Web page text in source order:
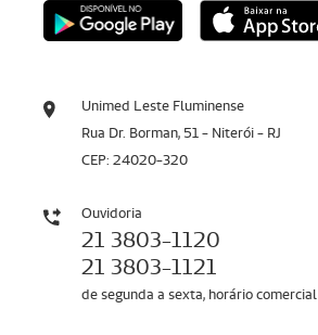
Unimed Leste Fluminense
Rua Dr. Borman, 51 - Niterói - RJ
CEP: 24020-320
Ouvidoria
21 3803-1120
21 3803-1121
de segunda a sexta, horário comercial